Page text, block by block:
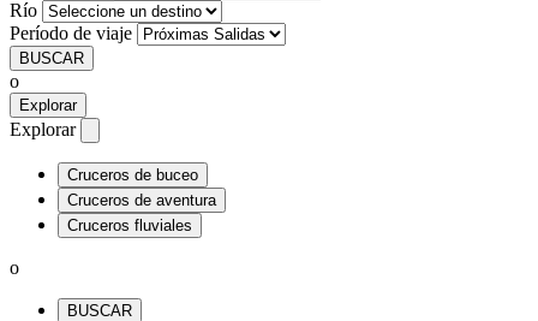
Río
Período de viaje
BUSCAR
o
Explorar
Explorar
Cruceros de buceo
Cruceros de aventura
Cruceros fluviales
o
BUSCAR